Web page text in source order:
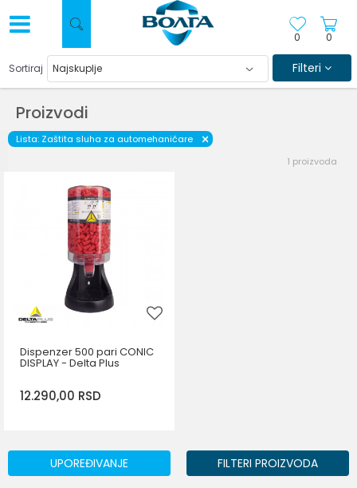
0
0
Proizvodi
Sortiraj Filteri
Lista: Zaštita sluha za automehaničare
1 proizvoda
Dispenzer 500 pari CONIC
DISPLAY - Delta Plus
12.290,00 RSD
UPOREĐIVANJE FILTERI PROIZVODA